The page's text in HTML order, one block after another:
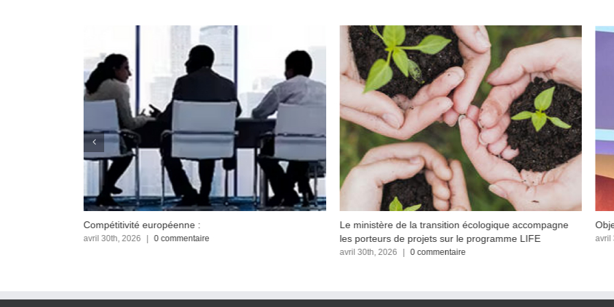
Le ministère de la transition écologique accompagne
les porteurs de projets sur le programme LIFE
Objectif Reprises
avril 30th, 2026 | 0 commentaire